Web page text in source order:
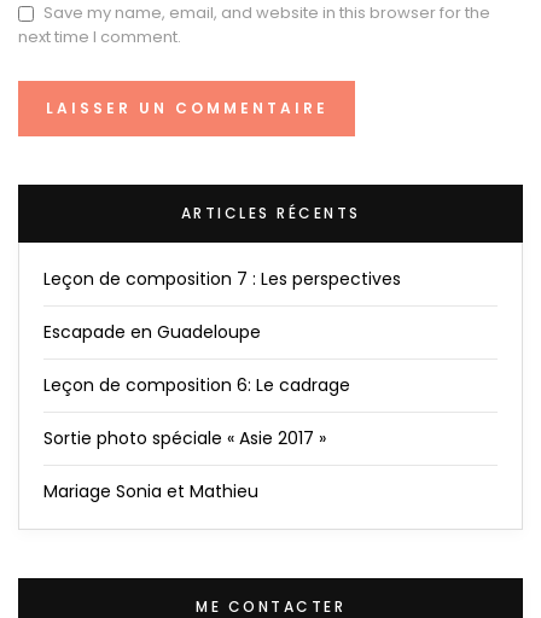
Save my name, email, and website in this browser for the
next time I comment.
ARTICLES RÉCENTS
Leçon de composition 7 : Les perspectives
Escapade en Guadeloupe
Leçon de composition 6: Le cadrage
Sortie photo spéciale « Asie 2017 »
Mariage Sonia et Mathieu
ME CONTACTER